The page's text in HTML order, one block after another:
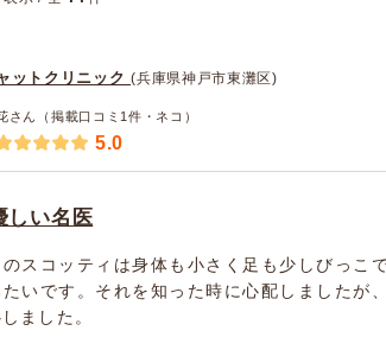
ットクリニック(兵庫県神戸市東灘区)
さん（掲載口コミ1件・ネコ）
5.0
しい名医
のスコッティは身体も小さく足も少しびっこ
たいです。それを知った時に心配しましたが
ました。